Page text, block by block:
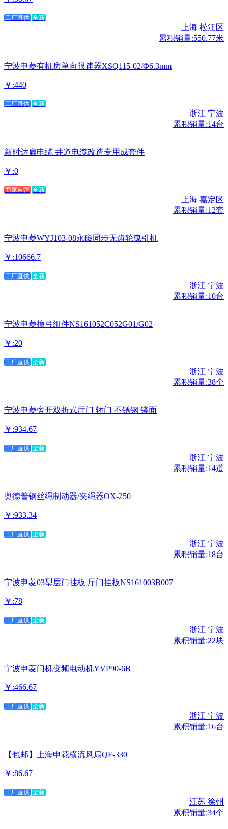
工厂直供 全新
上海 松江区
累积销量:550.77米
宁波申菱有机房单向限速器XSQ115-02/Φ6.3mm
￥:440
工厂直供 全新
浙江 宁波
累积销量:14台
新时达扁电缆 井道电缆改造专用成套件
￥:0
商家自营 全新
上海 嘉定区
累积销量:12套
宁波申菱WYJ103-08永磁同步无齿轮曳引机
￥:10666.7
工厂直供 全新
浙江 宁波
累积销量:10台
宁波申菱撞弓组件NS161052C052G01/G02
￥:20
工厂直供 全新
浙江 宁波
累积销量:38个
宁波申菱旁开双折式厅门 轿门 不锈钢 镜面
￥:934.67
工厂直供 全新
浙江 宁波
累积销量:14道
奥德普钢丝绳制动器/夹绳器OX-250
￥:933.34
工厂直供 全新
浙江 宁波
累积销量:18台
宁波申菱03型层门挂板 厅门挂板NS161003B007
￥:78
工厂直供 全新
浙江 宁波
累积销量:22块
宁波申菱门机变频电动机YVP90-6B
￥:466.67
工厂直供 全新
浙江 宁波
累积销量:16台
【包邮】上海申花横流风扇QF-330
￥:86.67
工厂直供 全新
江苏 徐州
累积销量:34个